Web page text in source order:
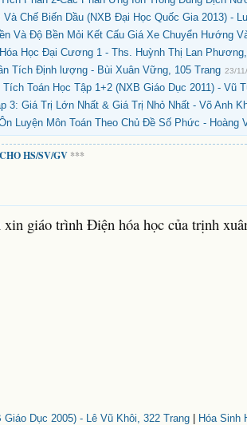
Và Chế Biến Dầu (NXB Đại Học Quốc Gia 2013) -
Và Độ Bền Mỏi Kết Cấu Giá Xe Chuyển Hướng
Học Đại Cương 1 - Ths. Huỳnh Thị Lan
Tích Định lượng - Bùi Xuân Vững, 105 Trang 23/
Toán Học Tập 1+2 (NXB Giáo Dục 2011) - Vũ
3: Giá Trị Lớn Nhất & Giá Trị Nhỏ Nhất - Võ Anh
Luyện Môn Toán Theo Chủ Đề Số Phức - Hoàng
HS/SV/GV ***
giáo trình Điện hóa học của trịnh
Dục 2005) - Lê Vũ Khôi, 322 Trang| Hóa Sinh